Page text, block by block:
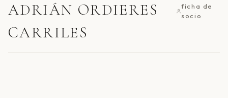
ADRIÁN ORDIERES
CARRILES
ficha de
socio